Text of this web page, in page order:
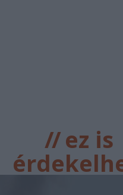
//ez is